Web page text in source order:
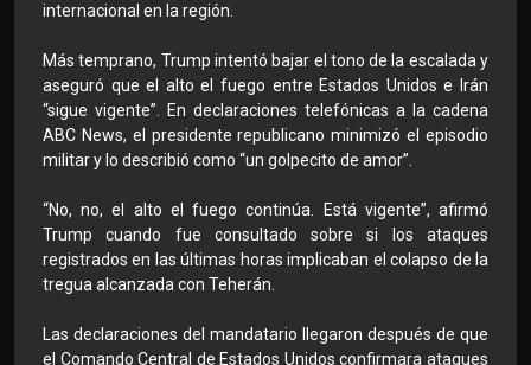
internacional en la región.
Más temprano, Trump intentó bajar el tono de la escalada y
aseguró que el alto el fuego entre Estados Unidos e Irán
“sigue vigente”. En declaraciones telefónicas a la cadena
ABC News, el presidente republicano minimizó el episodio
militar y lo describió como “un golpecito de amor”.
“No, no, el alto el fuego continúa. Está vigente”, afirmó
Trump cuando fue consultado sobre si los ataques
registrados en las últimas horas implicaban el colapso de la
tregua alcanzada con Teherán.
Las declaraciones del mandatario llegaron después de que
el Comando Central de Estados Unidos confirmara ataques